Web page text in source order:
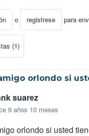
o registrese para
aRespuesta para Soli
(1)
orlondo si
suarez
9 años 10 meses
orlondo si usted